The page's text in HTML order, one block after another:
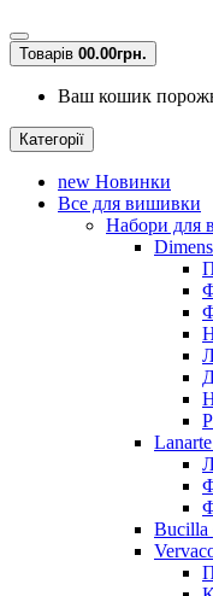
Товарів 00.00грн.
Ваш кошик
Категорії
new Новинки
Все для вишивки
Набори для